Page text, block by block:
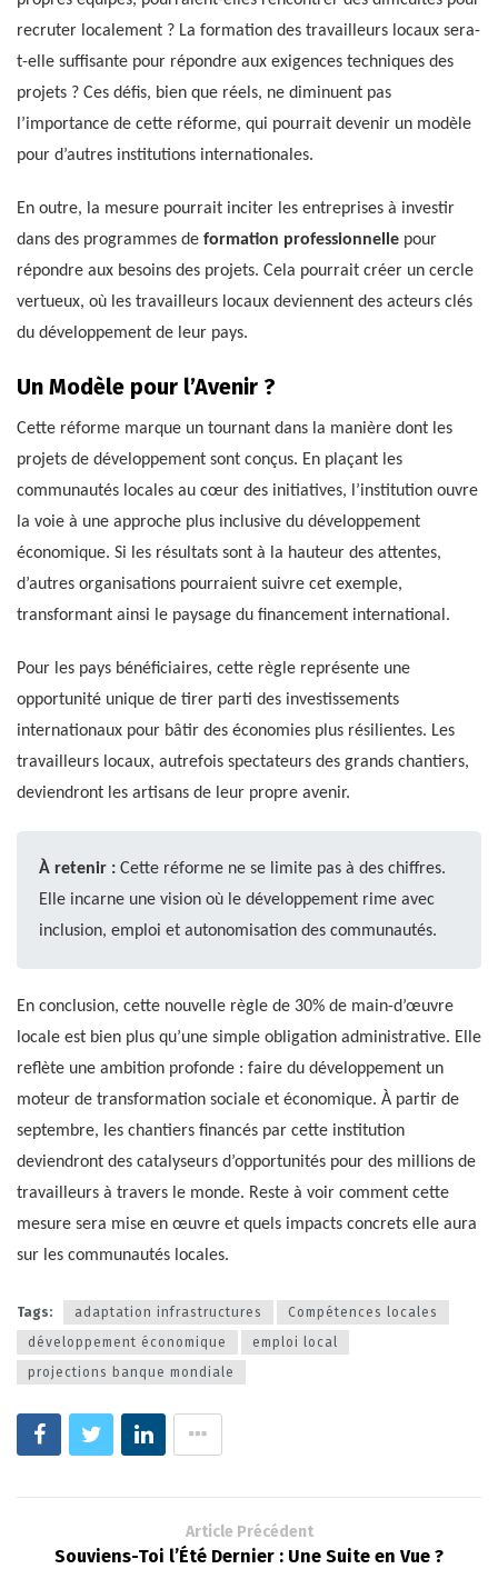
recruter localement ? La formation des travailleurs locaux sera-
t-elle suffisante pour répondre aux exigences techniques des
projets ? Ces défis, bien que réels, ne diminuent pas
l’importance de cette réforme, qui pourrait devenir un modèle
pour d’autres institutions internationales.
En outre, la mesure pourrait inciter les entreprises à investir
dans des programmes de formation professionnelle pour
répondre aux besoins des projets. Cela pourrait créer un cercle
vertueux, où les travailleurs locaux deviennent des acteurs clés
du développement de leur pays.
Un Modèle pour l’Avenir ?
Cette réforme marque un tournant dans la manière dont les
projets de développement sont conçus. En plaçant les
communautés locales au cœur des initiatives, l’institution ouvre
la voie à une approche plus inclusive du développement
économique. Si les résultats sont à la hauteur des attentes,
d’autres organisations pourraient suivre cet exemple,
transformant ainsi le paysage du financement international.
Pour les pays bénéficiaires, cette règle représente une
opportunité unique de tirer parti des investissements
internationaux pour bâtir des économies plus résilientes. Les
travailleurs locaux, autrefois spectateurs des grands chantiers,
deviendront les artisans de leur propre avenir.
À retenir : Cette réforme ne se limite pas à des chiffres.
Elle incarne une vision où le développement rime avec
inclusion, emploi et autonomisation des communautés.
En conclusion, cette nouvelle règle de 30% de main-d’œuvre
locale est bien plus qu’une simple obligation administrative. Elle
reflète une ambition profonde : faire du développement un
moteur de transformation sociale et économique. À partir de
septembre, les chantiers financés par cette institution
deviendront des catalyseurs d’opportunités pour des millions de
travailleurs à travers le monde. Reste à voir comment cette
mesure sera mise en œuvre et quels impacts concrets elle aura
sur les communautés locales.
Tags: adaptation infrastructures
Compétences locales
développement économique
emploi local
projections banque mondiale
Article Précédent
Souviens-Toi l’Été Dernier : Une Suite en Vue ?